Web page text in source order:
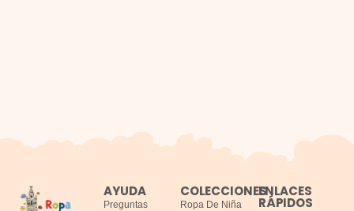
AYUDA
Preguntas
COLECCIONES
Ropa De Niña
ENLACES
RÁPIDOS